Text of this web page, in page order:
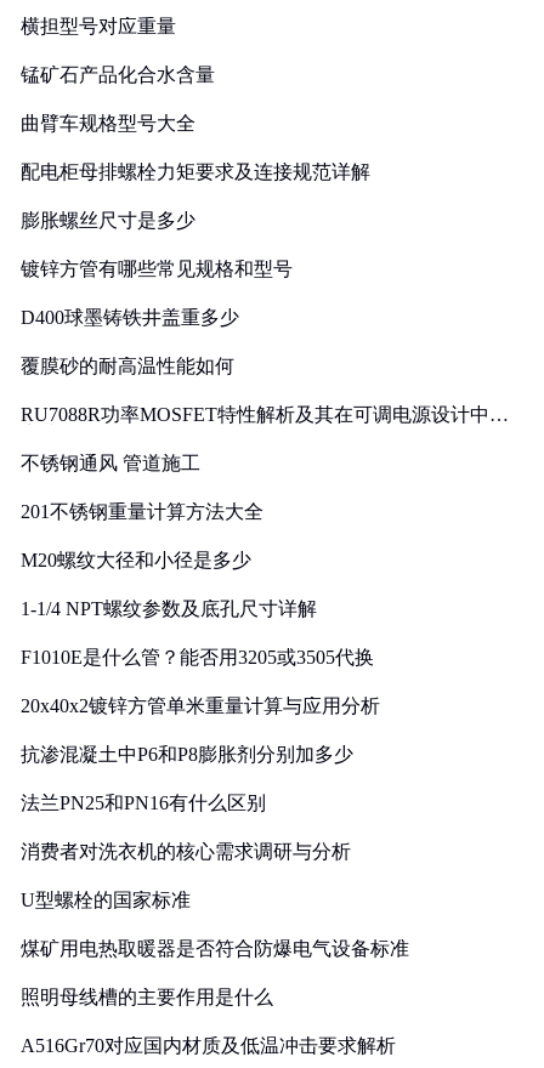
横担型号对应重量
锰矿石产品化合水含量
曲臂车规格型号大全
配电柜母排螺栓力矩要求及连接规范详解
膨胀螺丝尺寸是多少
镀锌方管有哪些常见规格和型号
D400球墨铸铁井盖重多少
覆膜砂的耐高温性能如何
RU7088R功率MOSFET特性解析及其在可调电源设计中的
不锈钢通风 管道施工
201不锈钢重量计算方法大全
M20螺纹大径和小径是多少
1-1/4 NPT螺纹参数及底孔尺寸详解
F1010E是什么管？能否用3205或3505代换
20x40x2镀锌方管单米重量计算与应用分析
抗渗混凝土中P6和P8膨胀剂分别加多少
法兰PN25和PN16有什么区别
消费者对洗衣机的核心需求调研与分析
U型螺栓的国家标准
煤矿用电热取暖器是否符合防爆电气设备标准
照明母线槽的主要作用是什么
A516Gr70对应国内材质及低温冲击要求解析